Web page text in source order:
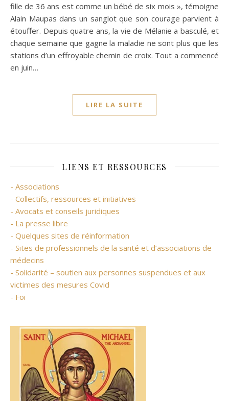
fille de 36 ans est comme un bébé de six mois », témoigne
Alain Maupas dans un sanglot que son courage parvient à
étouffer. Depuis quatre ans, la vie de Mélanie a basculé, et
chaque semaine que gagne la maladie ne sont plus que les
stations d’un effroyable chemin de croix. Tout a commencé
en juin…
LIRE LA SUITE
LIENS ET RESSOURCES
- Associations
- Collectifs, ressources et initiatives
- Avocats et conseils juridiques
- La presse libre
- Quelques sites de réinformation
- Sites de professionnels de la santé et d’associations de
médecins
- Solidarité – soutien aux personnes suspendues et aux
victimes des mesures Covid
- Foi